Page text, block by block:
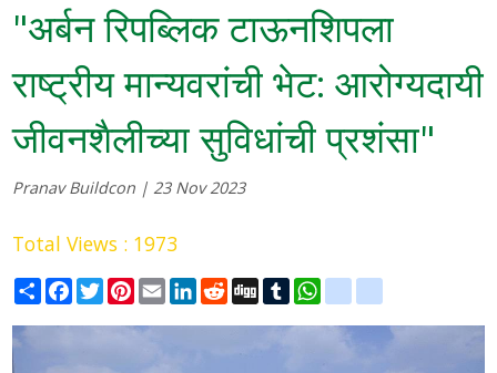
"अर्बन रिपब्लिक टाऊनशिपला
राष्ट्रीय मान्यवरांची भेट: आरोग्यदायी
जीवनशैलीच्या सुविधांची प्रशंसा"
Pranav Buildcon | 23 Nov 2023
Total Views : 1973
ShareFacebook
TwitterPinterest
EmailLinkedIn
RedditDiggTumblrWhatsAppblogger_post